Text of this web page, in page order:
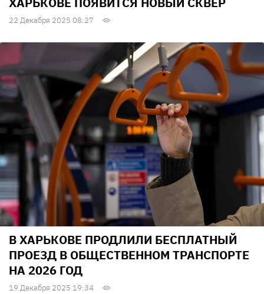
22 Декабря 2025 08:27
В ХАРЬКОВЕ ПРОДЛИЛИ БЕСПЛАТНЫЙ
ПРОЕЗД В ОБЩЕСТВЕННОМ ТРАНСПОРТЕ
НА 2026 ГОД
19 Декабря 2025 19:34